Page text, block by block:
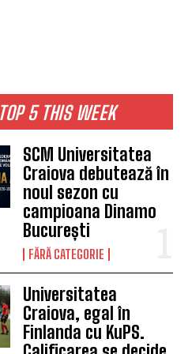
TOP 5 THIS WEEK
SCM Universitatea
Craiova debutează în
noul sezon cu
campioana Dinamo
București
FĂRĂ CATEGORIE
Universitatea
Craiova, egal în
Finlanda cu KuPS.